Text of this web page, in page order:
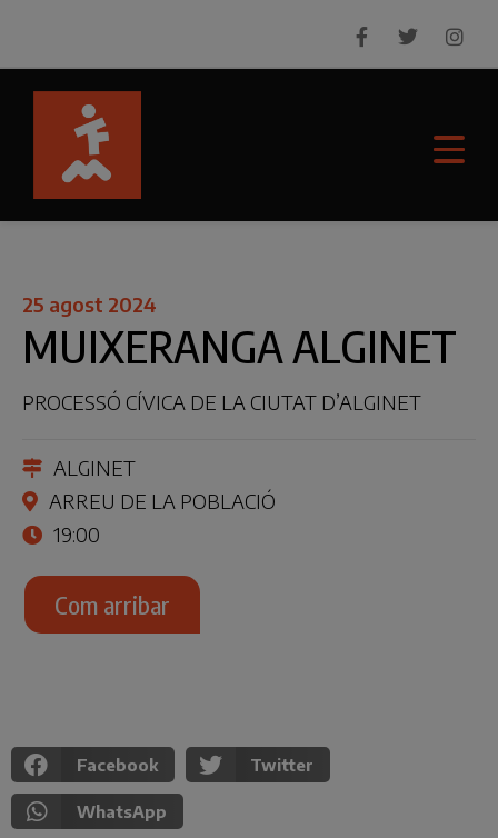
25 agost 2024
MUIXERANGA ALGINET
PROCESSÓ CÍVICA DE LA CIUTAT D’ALGINET
ALGINET
ARREU DE LA POBLACIÓ
19:00
Com arribar
Facebook Twitter
WhatsApp